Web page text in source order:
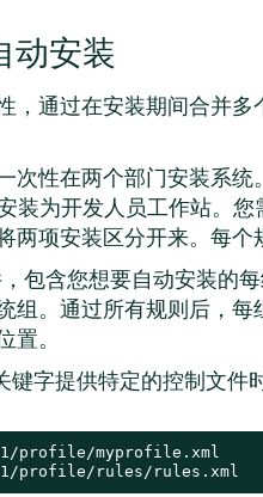
动安装
，通过在安装期间合并
次性在两个部门安装系
装为开发人员工作站。
两项安装区分开来。每个
包含您想要自动安装的
组。通过所有规则后，
。
键字提供特定的控制文件
profile/myprofile.xml
profile/rules/rules.xml